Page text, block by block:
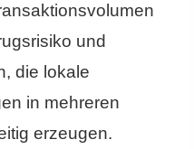
und
die lokale
in mehreren
erzeugen.